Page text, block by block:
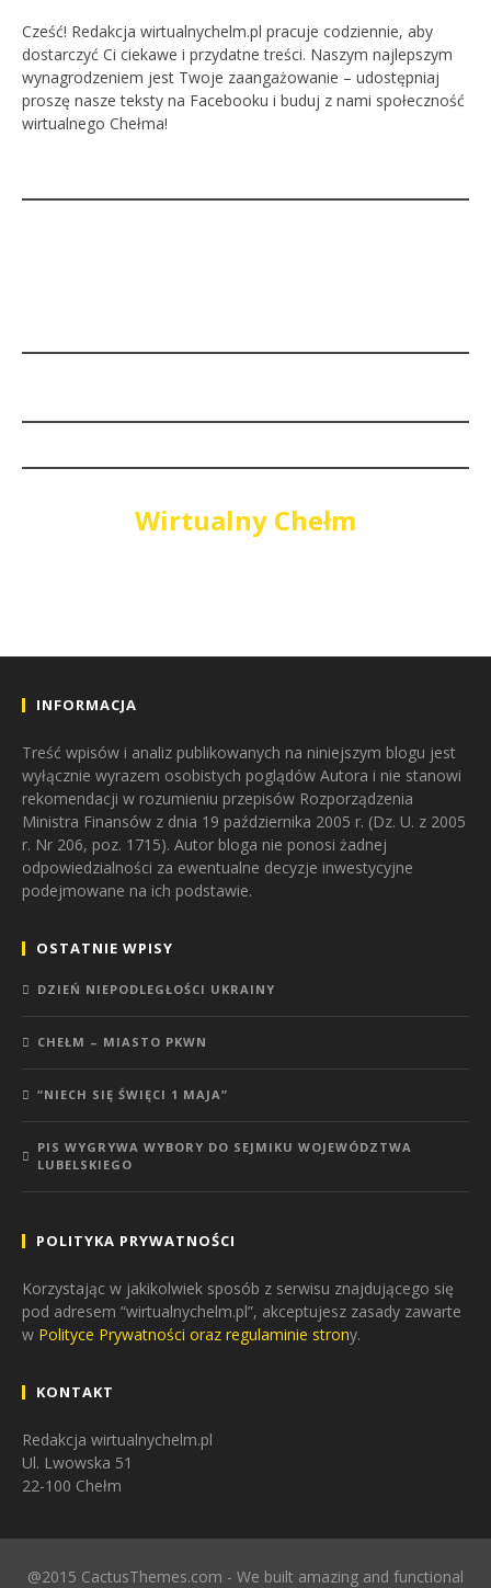
Cześć! Redakcja wirtualnychelm.pl pracuje codziennie, aby
dostarczyć Ci ciekawe i przydatne treści. Naszym najlepszym
wynagrodzeniem jest Twoje zaangażowanie – udostępniaj
proszę nasze teksty na Facebooku i buduj z nami społeczność
wirtualnego Chełma!
Wirtualny Chełm
INFORMACJA
Treść wpisów i analiz publikowanych na niniejszym blogu jest
wyłącznie wyrazem osobistych poglądów Autora i nie stanowi
rekomendacji w rozumieniu przepisów Rozporządzenia
Ministra Finansów z dnia 19 października 2005 r. (Dz. U. z 2005
r. Nr 206, poz. 1715). Autor bloga nie ponosi żadnej
odpowiedzialności za ewentualne decyzje inwestycyjne
podejmowane na ich podstawie.
OSTATNIE WPISY
DZIEŃ NIEPODLEGŁOŚCI UKRAINY
CHEŁM – MIASTO PKWN
“NIECH SIĘ ŚWIĘCI 1 MAJA”
PIS WYGRYWA WYBORY DO SEJMIKU WOJEWÓDZTWA
LUBELSKIEGO
POLITYKA PRYWATNOŚCI
Korzystając w jakikolwiek sposób z serwisu znajdującego się
pod adresem “wirtualnychelm.pl”, akceptujesz zasady zawarte
w Polityce Prywatności oraz regulaminie strony.
KONTAKT
Redakcja wirtualnychelm.pl
Ul. Lwowska 51
22-100 Chełm
@2015 CactusThemes.com - We built amazing and functional